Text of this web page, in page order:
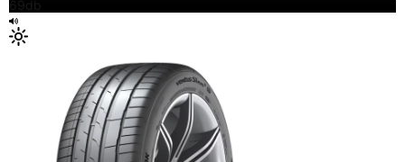
69db